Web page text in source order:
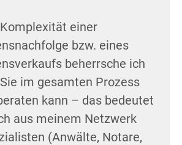
einer
bzw. eines
beherrsche ich
im gesamten Prozess
kann – das bedeutet
aus meinem Netzwerk
(Anwälte, Notare,